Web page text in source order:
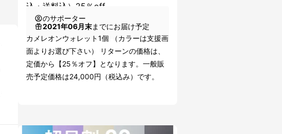
込・送料込）25％off
のサポーター
2021年06月末までにお届け予定
カメレオンウォレット1個 （カラーは支援画
面よりお選び下さい） リターンの価格は、
定価から【25％オフ】となります。一般販
売予定価格は24,000円（税込み）です。